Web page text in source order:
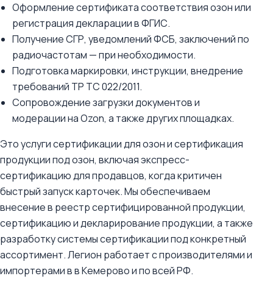
Оформление сертификата соответствия озон или
регистрация декларации в ФГИС.
Получение СГР, уведомлений ФСБ, заключений по
радиочастотам — при необходимости.
Подготовка маркировки, инструкции, внедрение
требований ТР ТС 022/2011.
Сопровождение загрузки документов и
модерации на Ozon, а также других площадках.
Это услуги сертификации для озон и сертификация
продукции под озон, включая экспресс-
сертификацию для продавцов, когда критичен
быстрый запуск карточек. Мы обеспечиваем
внесение в реестр сертифицированной продукции,
сертификацию и декларирование продукции, а также
разработку системы сертификации под конкретный
ассортимент. Легион работает с производителями и
импортерами в в Кемерово и по всей РФ.